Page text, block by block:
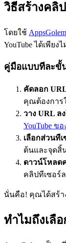
วิธีสร้างคลิ
โดยใช้ AppsGolem
YouTube ได้เพีย
คู่มือแบบทีละขั้
คัดลอก
คุณต้องการ
วาง URL ล
YouTube ขอ
เลือกส่วนทีเ
ต้นและจุดสิ้
ดาวน์โหลด
คลิปทีเซอร์
นั่นคือ! คุณได้สร้าง
ทําไมถึงเลือ